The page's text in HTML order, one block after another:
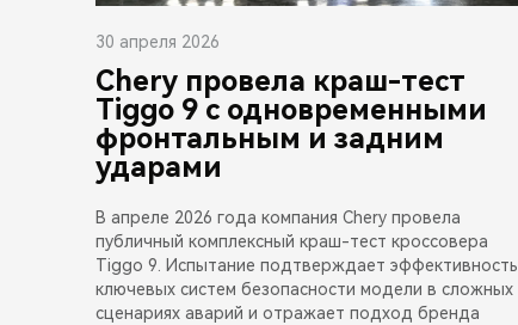
30 апреля 2026
Chery провела краш-тест
Tiggo 9 с одновременными
фронтальным и задним
ударами
В апреле 2026 года компания Chery провела
публичный комплексный краш-тест кроссовера
Tiggo 9. Испытание подтверждает эффективность
ключевых систем безопасности модели в сложных
сценариях аварий и отражает подход бренда